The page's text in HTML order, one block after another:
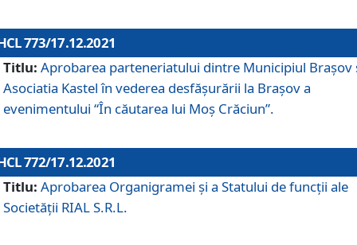
773/17.12.2021
Titlu: Aprobarea parteneriatului dintre Municipiul Brașov
Asociatia Kastel în vederea desfăşurării la Brașov a
evenimentului “În căutarea lui Moș Crăciun”.
772/17.12.2021
Titlu: Aprobarea Organigramei şi a Statului de funcţii ale
Societăţii RIAL S.R.L.